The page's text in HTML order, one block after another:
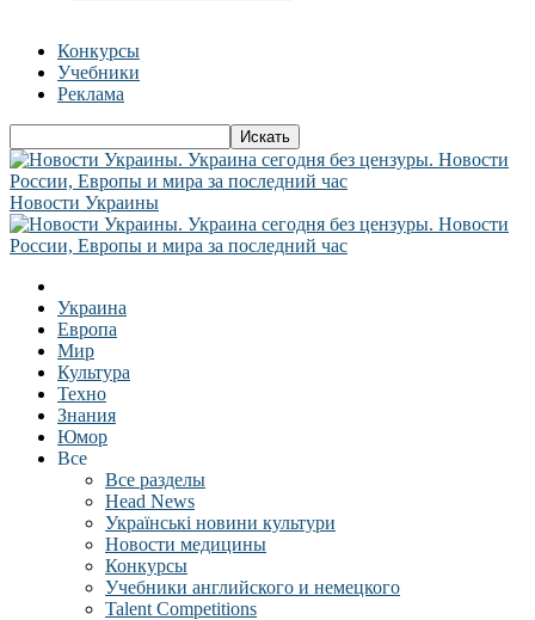
Конкурсы
Учебники
Реклама
Новости Украины
Украина
Европа
Мир
Культура
Техно
Знания
Юмор
Все
Все разделы
Head News
Українські новини культури
Новости медицины
Конкурсы
Учебники английского и немецкого
Talent Competitions